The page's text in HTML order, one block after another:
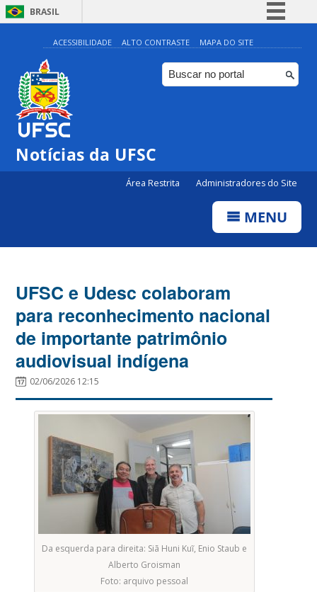
BRASIL
Simplifique!
Comunica BR
Participe
ACESSIBILIDADE ALTO CONTRASTE MAPA DO SITE
Notícias da UFSC
Área Restrita Administradores do Site
MENU
UFSC e Udesc colaboram
para reconhecimento nacional
de importante patrimônio
audiovisual indígena
02/06/2026 12:15
Da esquerda para direita: Siã Huni Kuĩ, Enio Staub e
Alberto Groisman
Foto: arquivo pessoal